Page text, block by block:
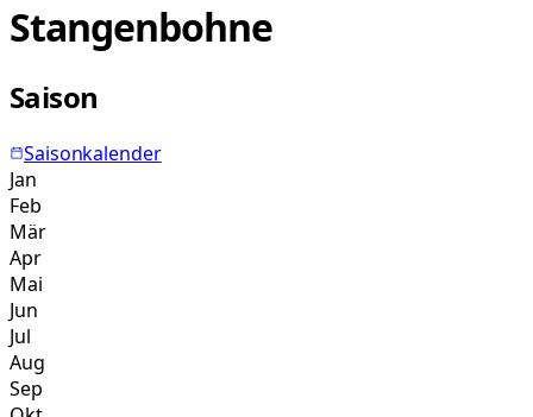
Stangenbohne
Saison
Saisonkalender
Jan
Feb
Mär
Apr
Mai
Jun
Jul
Aug
Sep